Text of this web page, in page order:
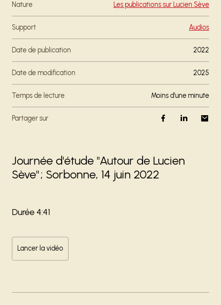
Nature Les publications sur Lucien Sève
Support Audios
Date de publication 2022
Date de modification 2025
Temps de lecture moins d'une minute
Partager sur
Journée d'étude "Autour de Lucien
Sève" ; Sorbonne, 14 juin 2022
Durée 4:41
Lancer la vidéo